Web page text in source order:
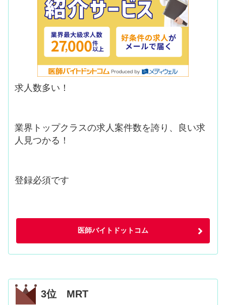
求人数多い！
業界トップクラスの求人案件数を誇り、良い求
人見つかる！
登録必須です
医師バイトドットコム
3位 MRT